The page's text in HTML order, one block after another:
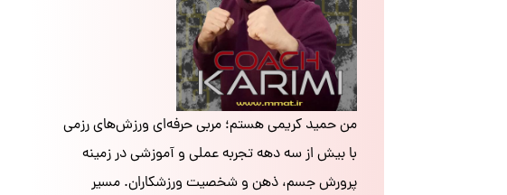
من حمید کریمی هستم؛ مربی حرفه‌ای ورزش‌های رزمی
با بیش از سه دهه تجربه عملی و آموزشی در زمینه
پرورش جسم، ذهن و شخصیت ورزشکاران. مسیر